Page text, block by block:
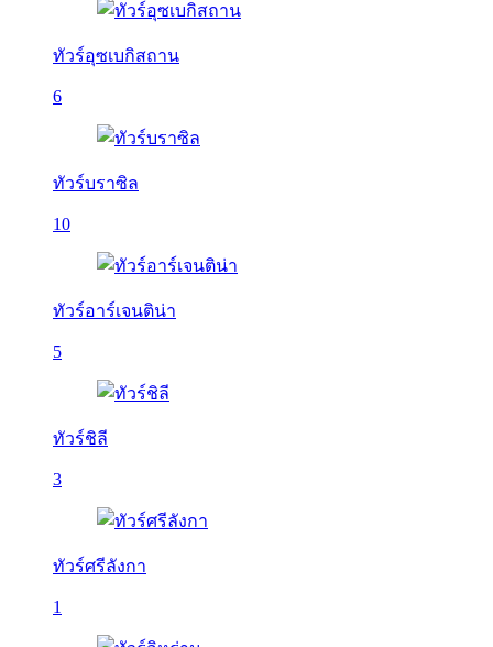
ทัวร์อุซเบกิสถาน
6
ทัวร์บราซิล
10
ทัวร์อาร์เจนติน่า
5
ทัวร์ชิลี
3
ทัวร์ศรีลังกา
1